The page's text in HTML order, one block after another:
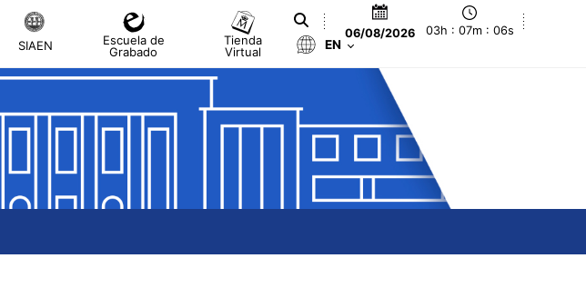
SIAEN
Escuela de
Grabado
Tienda
Virtual
06/08/2026 03h : 07m : 07s
EN